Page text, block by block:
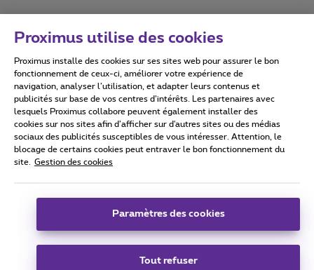
Conditions d'utilisation Accessibility statement
Tous droits réservés. © 2026
Conditions générales, info consommateur
Coordonnées de l’entreprise
Boulevard du Roi Albert II 27 - B-1030 Bruxelles.
Proximus utilise des cookies
Proximus installe des cookies sur ses sites web pour assurer le bon
fonctionnement de ceux-ci, améliorer votre expérience de
navigation, analyser l’utilisation, et adapter leurs contenus et
publicités sur base de vos centres d’intérêts. Les partenaires avec
lesquels Proximus collabore peuvent également installer des
cookies sur nos sites afin d’afficher sur d'autres sites ou des médias
sociaux des publicités susceptibles de vous intéresser. Attention, le
blocage de certains cookies peut entraver le bon fonctionnement du
site.
Gestion des cookies
Paramètres des cookies
Tout refuser